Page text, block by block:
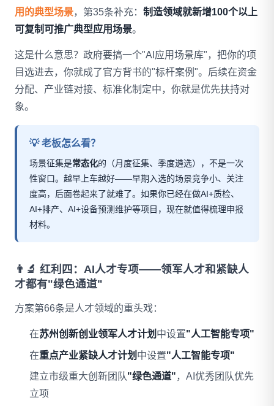
用的典型场景，第35条补充： 制造领域就新增100个以上
可复制可推广典型应用场景。
这是什么意思？政府要搞一个"AI应用场景库"，把你的项
目选进去，你就成了官方背书的"标杆案例"。后续在资金
分配、产业链对接、标准化制定中，你就是优先扶持对
象。
💡 老板怎么看？
场景征集是常态化的（月度征集、季度遴选），不是一次
性窗口。越早上车越好——早期入选的场景竞争小、关注
度高，后面卷起来了就难了。如果你已经在做AI+质检、
AI+排产、AI+设备预测维护等项目，现在就值得梳理申报
材料。
👨‍🔬 红利四：AI人才专项——领军人才和紧缺人
才都有"绿色通道"
方案第66条是人才领域的重头戏：
在苏州创新创业领军人才计划 中设置"人工智能专项"
在重点产业紧缺人才计划 中设置"人工智能专项"
建立市级重大创新团队"绿色通道"，AI优秀团队优先
立项